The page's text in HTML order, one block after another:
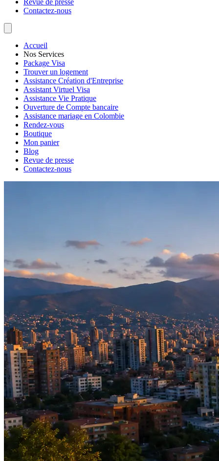
Revue de presse
Contactez-nous
Accueil
Nos Services
Package Visa
Trouver un logement
Assistance Création d'Entreprise
Assistant Virtuel Visa
Assistance Vie Pratique
Ouverture de Compte bancaire
Assistance mariage en Colombie
Rendez-vous
Boutique
Mon panier
Blog
Revue de presse
Contactez-nous